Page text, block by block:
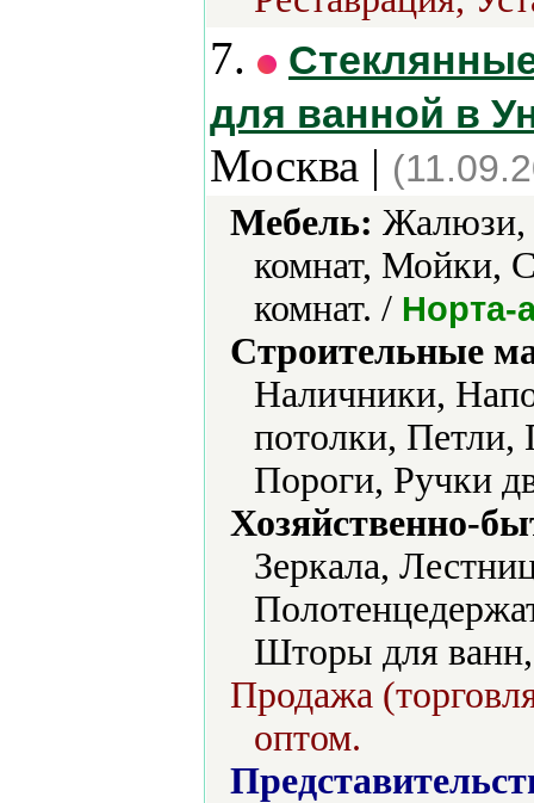
7.
для ванной в
Москва |
Мебель: Жалюзи,
комнат, Мойки,
комнат. / Норта-
Строительные
Наличники,
потолки,
Пороги, Ручки
Хозяйственно-
Зеркала,
Шторы для
Продажа
оптом.